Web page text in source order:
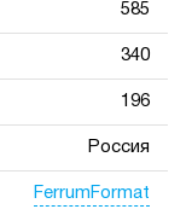
585
340
196
Россия
FerrumFormat